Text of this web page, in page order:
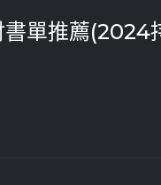
書單推薦(2024